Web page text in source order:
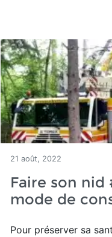
21 août, 2022
Faire son nid
mode de
Pour préserver sa